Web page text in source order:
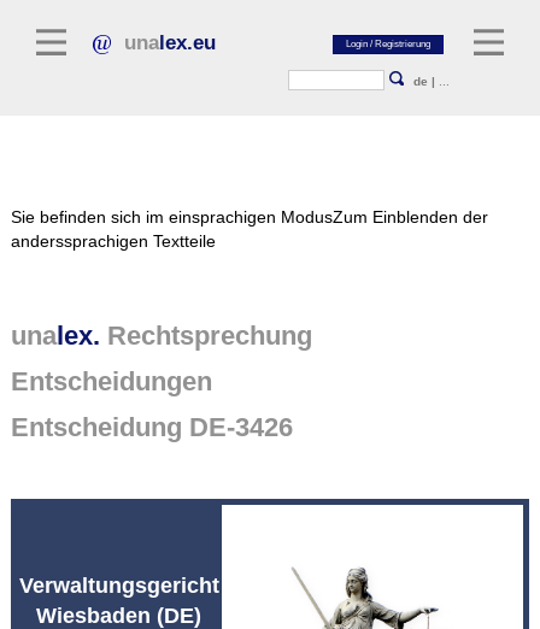
unalex.eu
de |
Normtexte
Rechtsprechung
Sie befinden sich im einsprachigen ModusZum Einblenden der
anderssprachigen Textteile
unalex. Rechtsprechung
Entscheidungen
Entscheidung DE-3426
Verwaltungsgericht
Wiesbaden (DE)